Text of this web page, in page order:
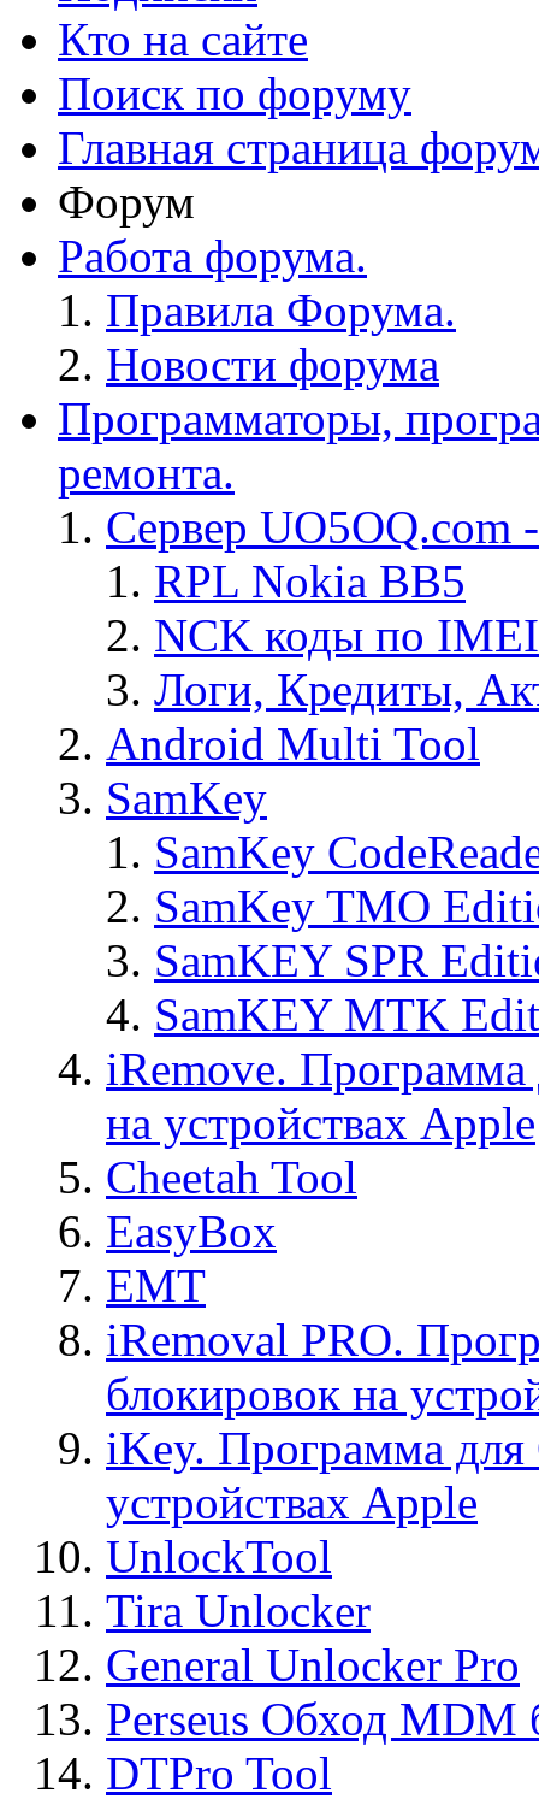
Кто на сайте
Поиск по форуму
Главная страница
Форум
Работа форума.
Правила Форума.
Новости форума
Программаторы,
ремонта.
Сервер
RPL Nokia BB5
NCK коды по IMEI
Логи, Кредиты,
Android Multi Tool
SamKey
SamKey
SamKey TMO
SamKEY SPR
SamKEY MTK
iRemove. Программа
на устройствах Apple
Cheetah Tool
EasyBox
EMT
iRemoval PRO.
блокировок на
iKey. Программа для
устройствах Apple
UnlockTool
Tira Unlocker
General Unlocker Pro
Perseus Обход MDM
DTPro Tool